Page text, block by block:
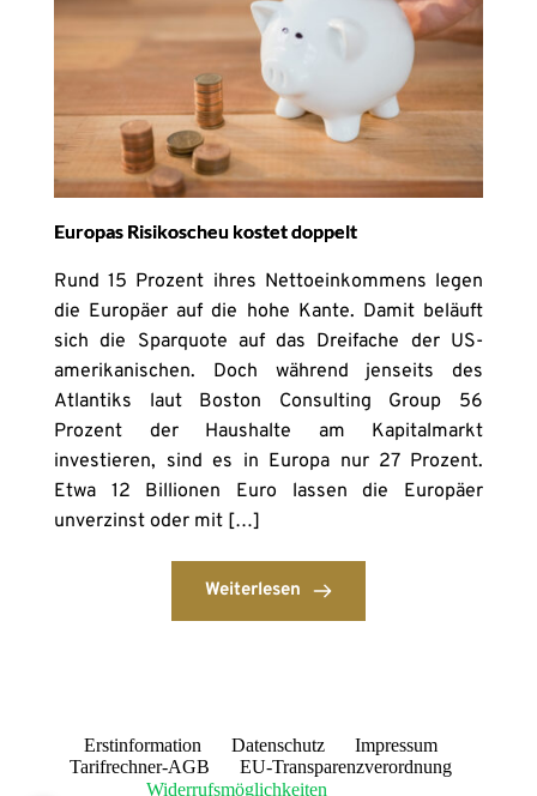
Europas Risikoscheu kostet doppelt
Rund 15 Prozent ihres Nettoeinkommens legen
die Europäer auf die hohe Kante. Damit beläuft
sich die Sparquote auf das Dreifache der US-
amerikanischen. Doch während jenseits des
Atlantiks laut Boston Consulting Group 56
Prozent der Haushalte am Kapitalmarkt
investieren, sind es in Europa nur 27 Prozent.
Etwa 12 Billionen Euro lassen die Europäer
unverzinst oder mit […]
Weiterlesen
Erstinformation Datenschutz
Impressum
Tarifrechner-AGB
EU-Transparenzverordnung
Widerrufsmöglichkeiten